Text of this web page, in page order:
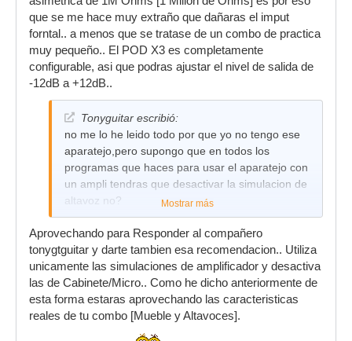
que se me hace muy extraño que dañaras el imput
forntal.. a menos que se tratase de un combo de practica
muy pequeño.. El POD X3 es completamente
configurable, asi que podras ajustar el nivel de salida de
-12dB a +12dB..
Tonyguitar escribió:
no me lo he leido todo por que yo no tengo ese
aparatejo,pero supongo que en todos los
programas que haces para usar el aparatejo con
un ampli tendras que desactivar la simulacion de
altavoz no?
Mostrar más
Aprovechando para Responder al compañero
tonygtguitar y darte tambien esa recomendacion.. Utiliza
unicamente las simulaciones de amplificador y desactiva
las de Cabinete/Micro.. Como he dicho anteriormente de
esta forma estaras aprovechando las caracteristicas
reales de tu combo [Mueble y Altavoces].